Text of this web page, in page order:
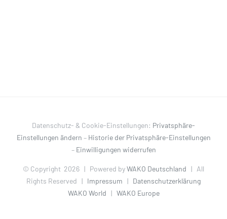
Datenschutz- & Cookie-Einstellungen: Privatsphäre-
Einstellungen ändern – Historie der Privatsphäre-Einstellungen
– Einwilligungen widerrufen
© Copyright 2026 | Powered byWAKO Deutschland | All
Rights Reserved | Impressum | Datenschutzerklärung
WAKO World | WAKO Europe